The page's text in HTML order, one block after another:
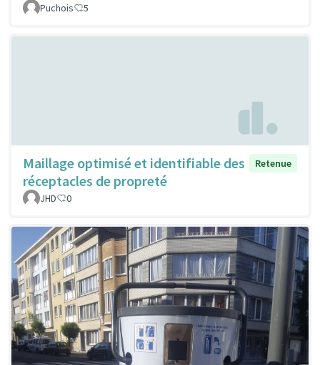
Puchois 5
Maillage optimisé et identifiable des
réceptacles de propreté
Retenue
JHD 0